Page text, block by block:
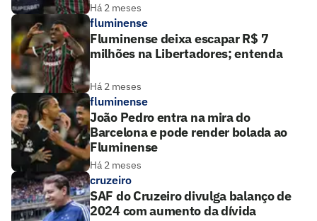
Há 2 meses
fluminense
Fluminense deixa escapar R$ 7
milhões na Libertadores; entenda
Há 2 meses
fluminense
João Pedro entra na mira do
Barcelona e pode render bolada ao
Fluminense
Há 2 meses
cruzeiro
SAF do Cruzeiro divulga balanço de
2024 com aumento da dívida